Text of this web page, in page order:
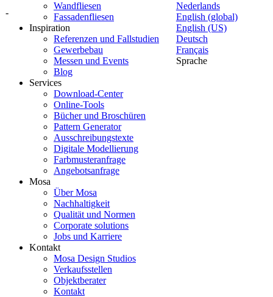
-
Nederlands
English (global)
English (US)
Deutsch
Français
Sprache
Wandfliesen
Fassadenfliesen
Inspiration
Referenzen und Fallstudien
Gewerbebau
Messen und Events
Blog
Services
Download-Center
Online-Tools
Bücher und Broschüren
Pattern Generator
Ausschreibungstexte
Digitale Modellierung
Farbmusteranfrage
Angebotsanfrage
Mosa
Über Mosa
Nachhaltigkeit
Qualität und Normen
Corporate solutions
Jobs und Karriere
Kontakt
Mosa Design Studios
Verkaufsstellen
Objektberater
Kontakt